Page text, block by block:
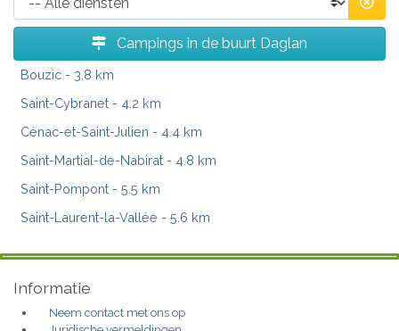
Campings in de buurt Daglan
Bouzic - 3.8 km
Saint-Cybranet- 4.2 km
Cénac-et-Saint-Julien - 4.4 km
Saint-Martial-de-Nabirat- 4.8 km
Saint-Pompont- 5.5 km
Saint-Laurent-la-Vallée - 5.6 km
Informatie
Neem contact met ons op